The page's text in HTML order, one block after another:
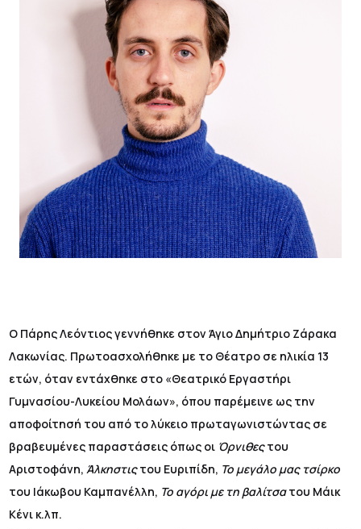
Ο Πάρης Λεόντιος γεννήθηκε στον Άγιο Δημήτριο Ζάρακα
Λακωνίας. Πρωτοασχολήθηκε με το Θέατρο σε ηλικία 13
ετών, όταν εντάχθηκε στο «Θεατρικό Εργαστήρι
Γυμνασίου-Λυκείου Μολάων», όπου παρέμεινε ως την
αποφοίτησή του από το λύκειο πρωταγωνιστώντας σε
βραβευμένες παραστάσεις όπως οι Όρνιθεςτου
Αριστοφάνη,Άλκηστιςτου Ευριπίδη, Το μεγάλο μας τσίρκο
του Ιάκωβου Καμπανέλλη, Το αγόρι με τη βαλίτσατου Μάικ
Κένι κ.λπ.